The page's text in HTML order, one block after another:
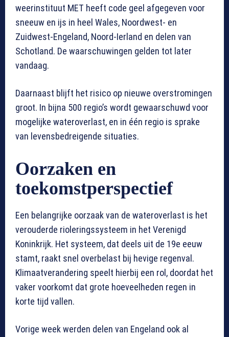
weerinstituut MET heeft code geel afgegeven voor
sneeuw en ijs in heel Wales, Noordwest- en
Zuidwest-Engeland, Noord-Ierland en delen van
Schotland. De waarschuwingen gelden tot later
vandaag.
Daarnaast blijft het risico op nieuwe overstromingen
groot. In bijna 500 regio’s wordt gewaarschuwd voor
mogelijke wateroverlast, en in één regio is sprake
van levensbedreigende situaties.
Oorzaken en
toekomstperspectief
Een belangrijke oorzaak van de wateroverlast is het
verouderde rioleringssysteem in het Verenigd
Koninkrijk. Het systeem, dat deels uit de 19e eeuw
stamt, raakt snel overbelast bij hevige regenval.
Klimaatverandering speelt hierbij een rol, doordat het
vaker voorkomt dat grote hoeveelheden regen in
korte tijd vallen.
Vorige week werden delen van Engeland ook al